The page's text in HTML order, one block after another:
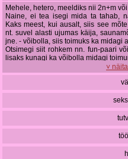
Mehele, hetero, meeldiks nii 2n+m
Naine, ei tea isegi mida ta tahab,
Kaks meest, kui ausalt, siis see
nt. suvel alasti ujumas käija,
jne. - võibolla, siis toimuks ka midagi
Otsimegi siit rohkem nn. fun-paari
lisaks kunagi ka võibolla midagi
˅